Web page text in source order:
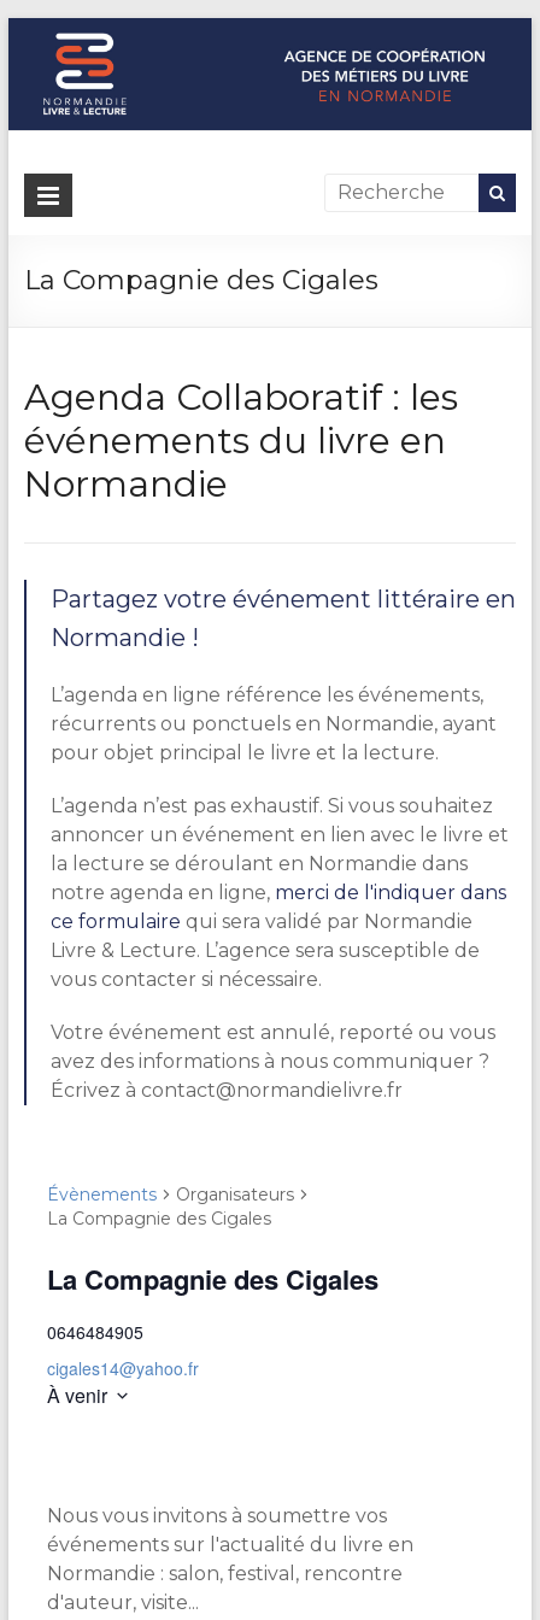
Normandie Livre & Lecture
L'agence de coopération des métiers du livre en Normandie
La Compagnie des Cigales
Agenda Collaboratif : les
événements du livre en
Normandie
Partagez votre événement littéraire en
Normandie !
L’agenda en ligne référence les événements,
récurrents ou ponctuels en Normandie, ayant
pour objet principal le livre et la lecture.
L’agenda n’est pas exhaustif. Si vous souhaitez
annoncer un événement en lien avec le livre et
la lecture se déroulant en Normandie dans
notre agenda en ligne, merci de l'indiquer dans
ce formulaire qui sera validé par Normandie
Livre & Lecture. L’agence sera susceptible de
vous contacter si nécessaire.
Votre événement est annulé, reporté ou vous
avez des informations à nous communiquer ?
Écrivez à contact@normandielivre.fr
Évènements
Organisateurs
La Compagnie des Cigales
La Compagnie des Cigales
0646484905
cigales14@yahoo.fr
À venir
c
t
i
o
n
Nous vous invitons à soumettre vos
événements sur l'actualité du livre en
Normandie : salon, festival, rencontre
d'auteur, visite...